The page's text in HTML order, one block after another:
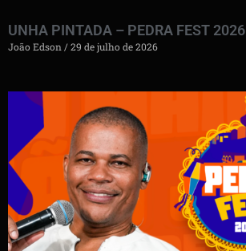
UNHA PINTADA – PEDRA FEST 2026
João Edson 29 de julho de 2026